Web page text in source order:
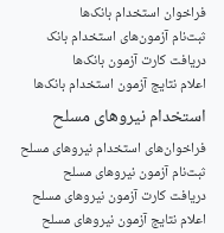
فراخوان استخدام بانک‌ها
‌ثبت‌نام آزمون‌های استخدام بانک
دریافت کارت آزمون بانک‌ها
اعلام نتایج آزمون استخدام بانک‌ها
استخدام‌ نیروهای مسلح
‌فراخوان‌های استخدام‌ نیروهای مسلح
ثبت‌نام آزمون نیروهای مسلح
دریافت کارت آزمون نیروهای مسلح
اعلام نتایج آزمون نیروهای مسلح